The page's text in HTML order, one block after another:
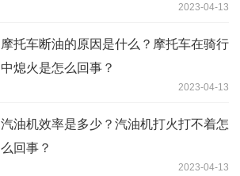
2023-04-13
摩托车断油的原因是什么？摩托车在骑行
中熄火是怎么回事？
2023-04-13
汽油机效率是多少？汽油机打火打不着怎
么回事？
2023-04-13